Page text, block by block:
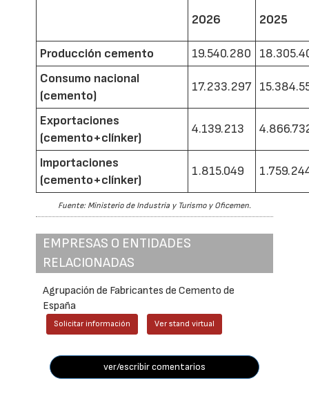
2026 2025
Producción cemento 19.540.280
Consumo nacional
(cemento)
17.233.297
Exportaciones
(cemento+clínker)
4.139.213
Importaciones
(cemento+clínker)
1.815.049
Fuente: Ministerio de Industria y Turismo y Oficemen.
EMPRESAS O ENTIDADES
RELACIONADAS
Agrupación de Fabricantes de Cemento de
España
Solicitar información Ver stand virtual
ver/escribir comentarios